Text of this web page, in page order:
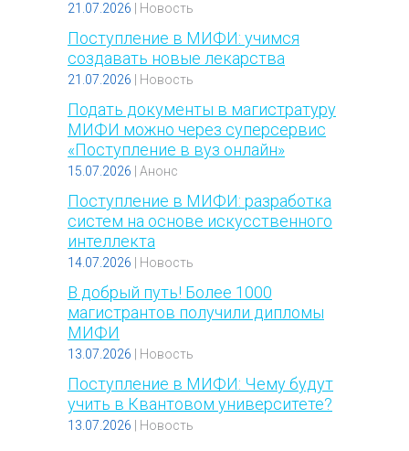
21.07.2026 Новость
Поступление в МИФИ: учимся
создавать новые лекарства
21.07.2026 Новость
Подать документы в магистратуру
МИФИ можно через суперсервис
«Поступление в вуз онлайн»
15.07.2026 Анонс
Поступление в МИФИ: разработка
систем на основе искусственного
интеллекта
14.07.2026 Новость
В добрый путь! Более 1000
магистрантов получили дипломы
МИФИ
13.07.2026 Новость
Поступление в МИФИ: Чему будут
учить в Квантовом университете?
13.07.2026 Новость